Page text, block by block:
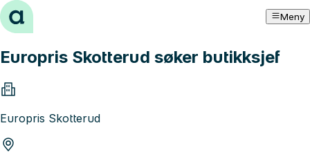
Hopp til innhold Meny
Europris Skotterud søker butikksjef
Europris Skotterud